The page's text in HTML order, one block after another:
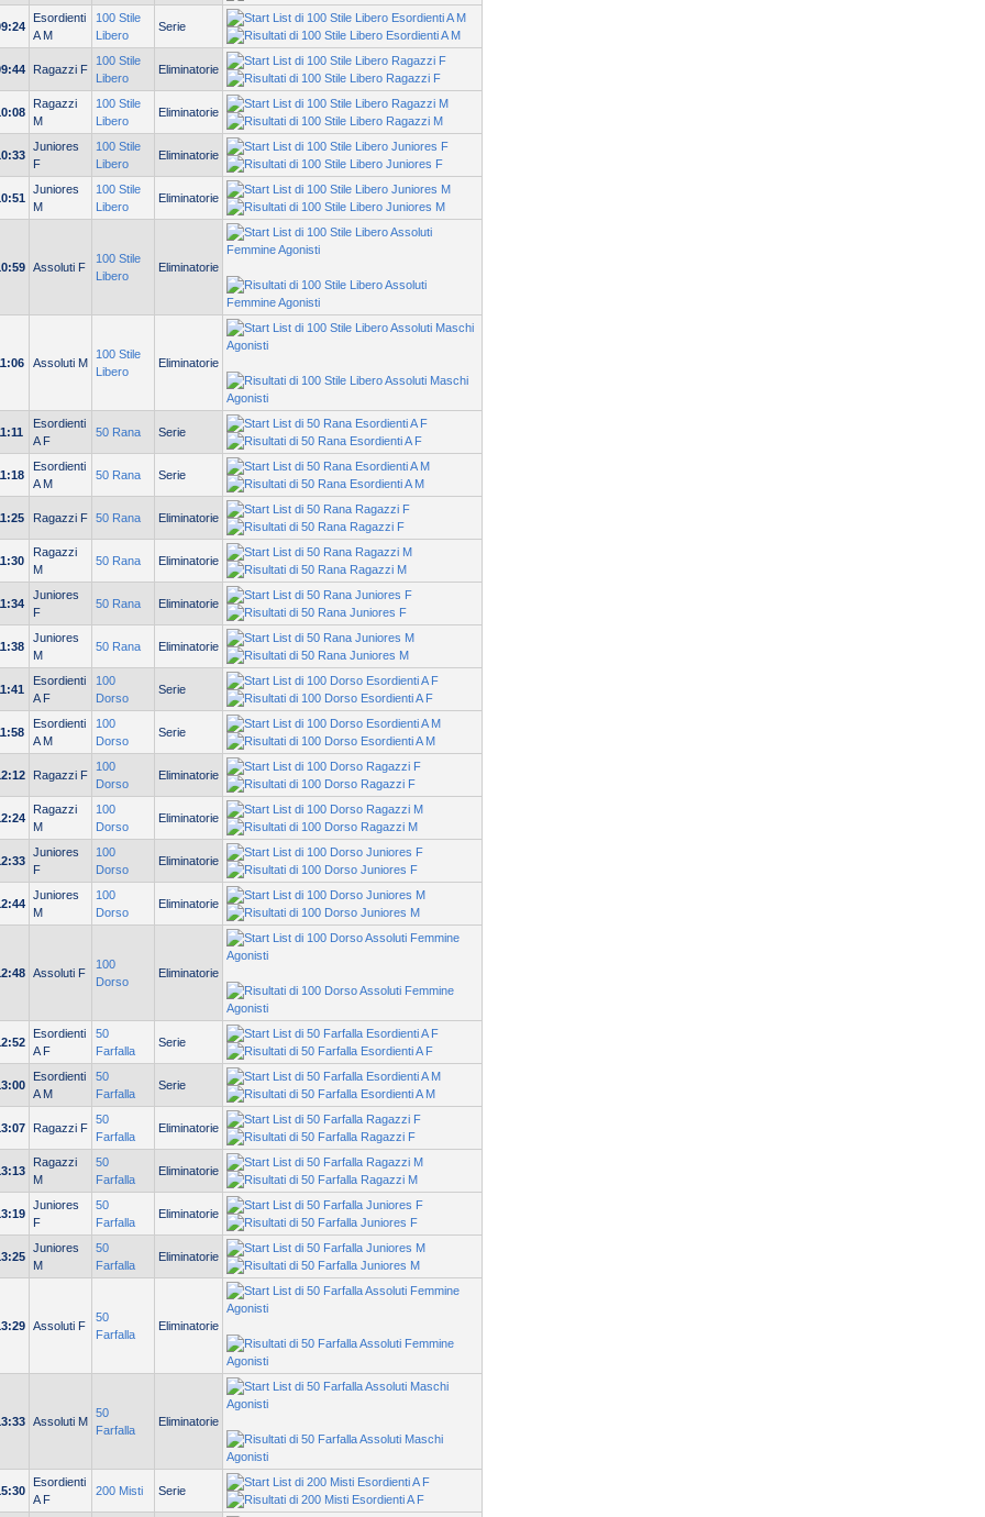
Esordienti
A M
100 Stile
Libero
Serie
Ragazzi F
100 Stile
Libero
Eliminatorie
Ragazzi
M
100 Stile
Libero
Eliminatorie
Juniores
F
100 Stile
Libero
Eliminatorie
Juniores
M
100 Stile
Libero
Eliminatorie
Assoluti F
100 Stile
Libero
Eliminatorie
Assoluti M
100 Stile
Libero
Eliminatorie
Esordienti
A F
50 Rana Serie
Esordienti
A M
50 Rana Serie
Ragazzi F 50 Rana Eliminatorie
Ragazzi
M
50 Rana Eliminatorie
Juniores
F
50 Rana Eliminatorie
Juniores
M
50 Rana Eliminatorie
Esordienti
A F
100
Dorso
Serie
Esordienti
A M
100
Dorso
Serie
Ragazzi F
100
Dorso
Eliminatorie
Ragazzi
M
100
Dorso
Eliminatorie
Juniores
F
100
Dorso
Eliminatorie
Juniores
M
100
Dorso
Eliminatorie
Assoluti F
100
Dorso
Eliminatorie
Esordienti
A F
50
Farfalla
Serie
Esordienti
A M
50
Farfalla
Serie
Ragazzi F
50
Farfalla
Eliminatorie
Ragazzi
M
50
Farfalla
Eliminatorie
Juniores
F
50
Farfalla
Eliminatorie
Juniores
M
50
Farfalla
Eliminatorie
Assoluti F
50
Farfalla
Eliminatorie
Assoluti M
50
Farfalla
Eliminatorie
Esordienti
A F
200 Misti Serie